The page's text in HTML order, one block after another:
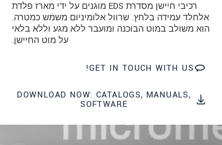
רכיבי חיישן מסדרת EDS מוגנים על ידי מארז פלדת
אלחלד עמידה בלחץ. שרוול אלומיניום משמש כמטרה.
הוא משולב במוט הבוכנה ומועבר ללא מגע וללא בלאי
על מוט החיישן.
GET IN TOUCH WITH US!
DOWNLOAD NOW: CATALOGS, MANUALS,
SOFTWARE
כתובת דוא"ל*
ארץ*
* שדות חובה
הצהרת הפרטיות שלנו (באנגלית).